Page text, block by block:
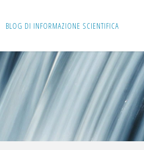
BLOG DI INFORMAZIONE SCIENTIFICA